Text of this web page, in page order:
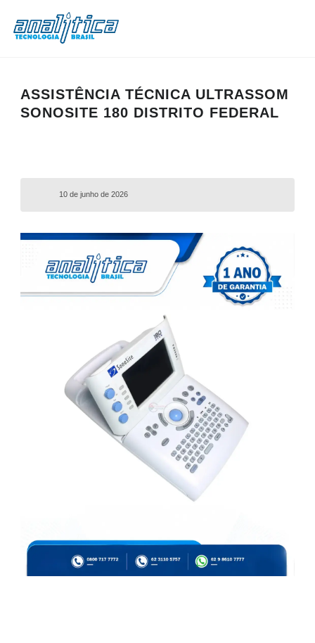
ASSISTÊNCIA TÉCNICA ULTRASSOM
SONOSITE 180 DISTRITO FEDERAL
10 de junho de 2026